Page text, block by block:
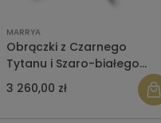
MARRYA
Obrączki z Czarnego
Tytanu i Szaro-białego
Carbonu BT-12
3 260,00 zł